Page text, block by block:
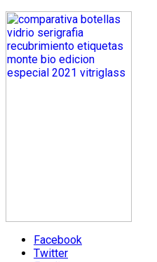
Facebook
Twitter